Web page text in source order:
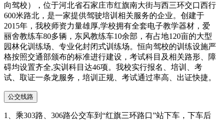
向驾校），位于河北省石家庄市红旗南大街与西三环交口西行
600米路北，是一家提供驾驶培训相关服务的企业。创建于
2015年，我校师资力量雄厚,学校拥有全套电子教学器材，爱
丽舍教练车80多辆，东风教练车10余部，有占地120亩的大型
园林化训练场、专业化封闭式训练场。恒向驾校的训练设施严
格按照交通部颁布的标准进行建设，考试科目及相关路形、障
碍均设置齐全,实训科目达46项。我校实行报名、培训、考
试、取证一条龙服务，培训正规、考试通过率高、出证快捷。
公交线路
1、乘303路、306路公交车到“红旗三环路口”站下车，下车后